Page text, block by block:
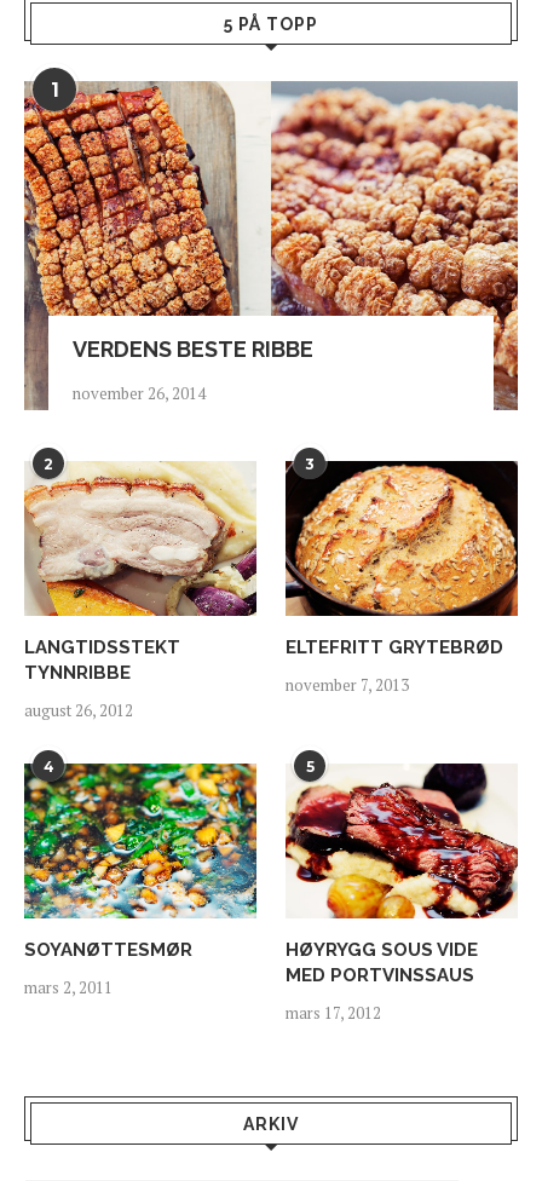
5 PÅ TOPP
1
VERDENS BESTE RIBBE
november 26, 2014
2
LANGTIDSSTEKT
TYNNRIBBE
august 26, 2012
3
ELTEFRITT GRYTEBRØD
november 7, 2013
4
SOYANØTTESMØR
mars 2, 2011
5
HØYRYGG SOUS VIDE
MED PORTVINSSAUS
mars 17, 2012
ARKIV